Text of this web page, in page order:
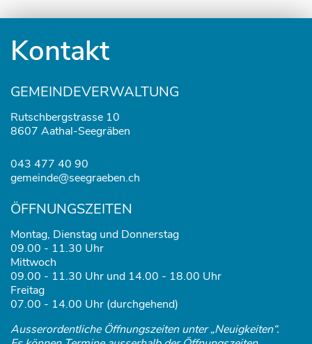
Kontakt
GEMEINDEVERWALTUNG
Rutschbergstrasse 10
8607 Aathal-Seegräben
043 477 40 90
gemeinde@seegraeben.ch
ÖFFNUNGSZEITEN
Montag, Dienstag und Donnerstag
09.00 - 11.30 Uhr
Mittwoch
09.00 - 11.30 Uhr und 14.00 - 18.00 Uhr
Freitag
07.00 - 14.00 Uhr (durchgehend)
Ausserordentliche Öffnungszeiten unter „Neuigkeiten“.